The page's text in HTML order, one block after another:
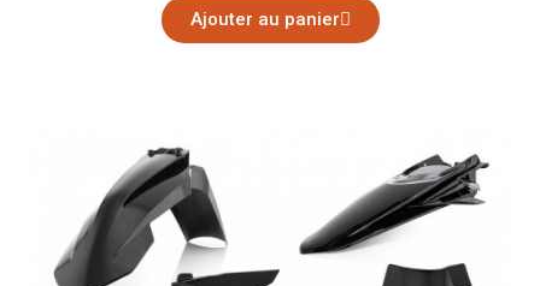
Ajouter au panier